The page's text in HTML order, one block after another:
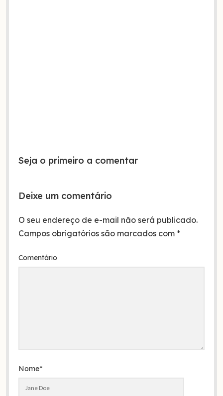
Seja o primeiro a comentar
Deixe um comentário
O seu endereço de e-mail não será publicado.
Campos obrigatórios são marcados com *
Comentário
Nome*